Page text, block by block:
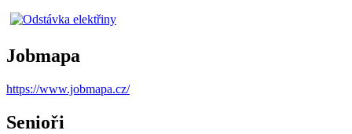
Jobmapa
https://www.jobmapa.cz/
Senioři